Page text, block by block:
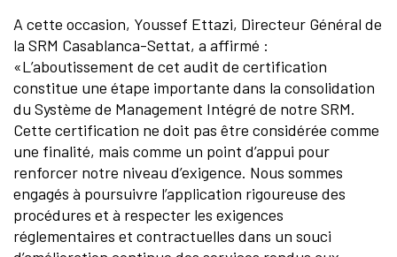
A cette occasion, Youssef Ettazi, Directeur Général de
la SRM Casablanca-Settat, a affirmé :
«L’aboutissement de cet audit de certification
constitue une étape importante dans la consolidation
du Système de Management Intégré de notre SRM.
Cette certification ne doit pas être considérée comme
une finalité, mais comme un point d’appui pour
renforcer notre niveau d’exigence. Nous sommes
engagés à poursuivre l’application rigoureuse des
procédures et à respecter les exigences
réglementaires et contractuelles dans un souci